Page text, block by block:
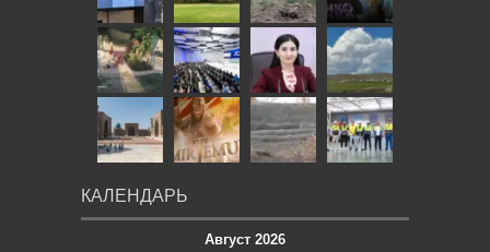
КАЛЕНДАРЬ
Август 2026